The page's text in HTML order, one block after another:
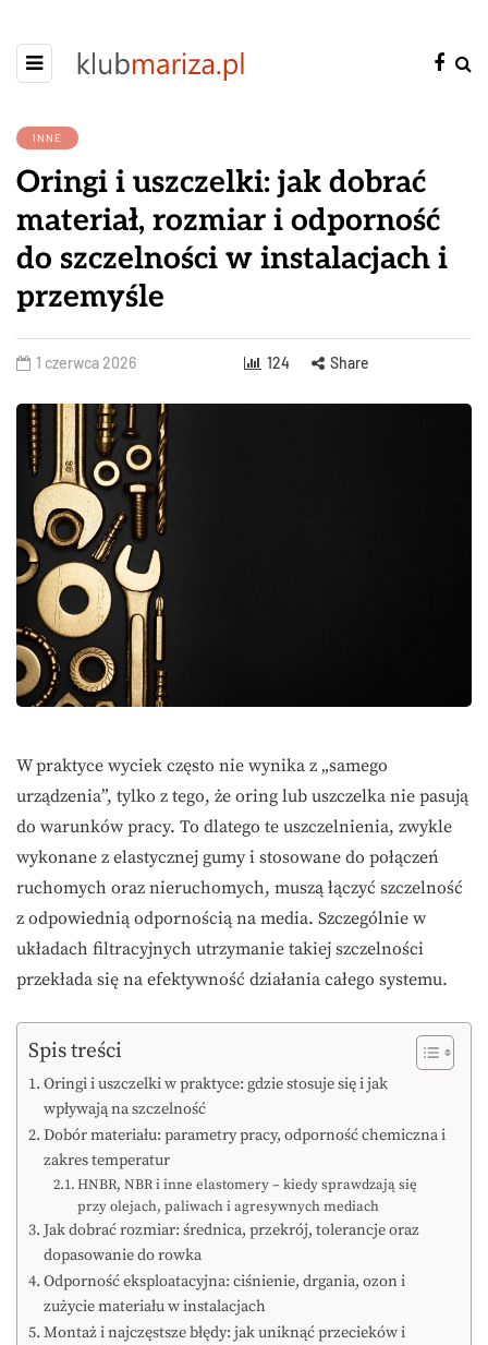
INNE
Oringi i uszczelki: jak dobrać
materiał, rozmiar i odporność
do szczelności w instalacjach i
przemyśle
1 czerwca 2026 124 Share
W praktyce wyciek często nie wynika z „samego
urządzenia”, tylko z tego, że oring lub uszczelka nie pasują
do warunków pracy. To dlatego te uszczelnienia, zwykle
wykonane z elastycznej gumy i stosowane do połączeń
ruchomych oraz nieruchomych, muszą łączyć szczelność
z odpowiednią odpornością na media. Szczególnie w
układach filtracyjnych utrzymanie takiej szczelności
przekłada się na efektywność działania całego systemu.
Spis treści
Oringi i uszczelki w praktyce: gdzie stosuje się i jak
wpływają na szczelność
Dobór materiału: parametry pracy, odporność chemiczna i
zakres temperatur
HNBR, NBR i inne elastomery – kiedy sprawdzają się
przy olejach, paliwach i agresywnych mediach
Jak dobrać rozmiar: średnica, przekrój, tolerancje oraz
dopasowanie do rowka
Odporność eksploatacyjna: ciśnienie, drgania, ozon i
zużycie materiału w instalacjach
Montaż i najczęstsze błędy: jak uniknąć przecieków i